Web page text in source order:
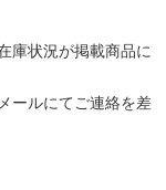
庫状況が掲載商品に
ールにてご連絡を差